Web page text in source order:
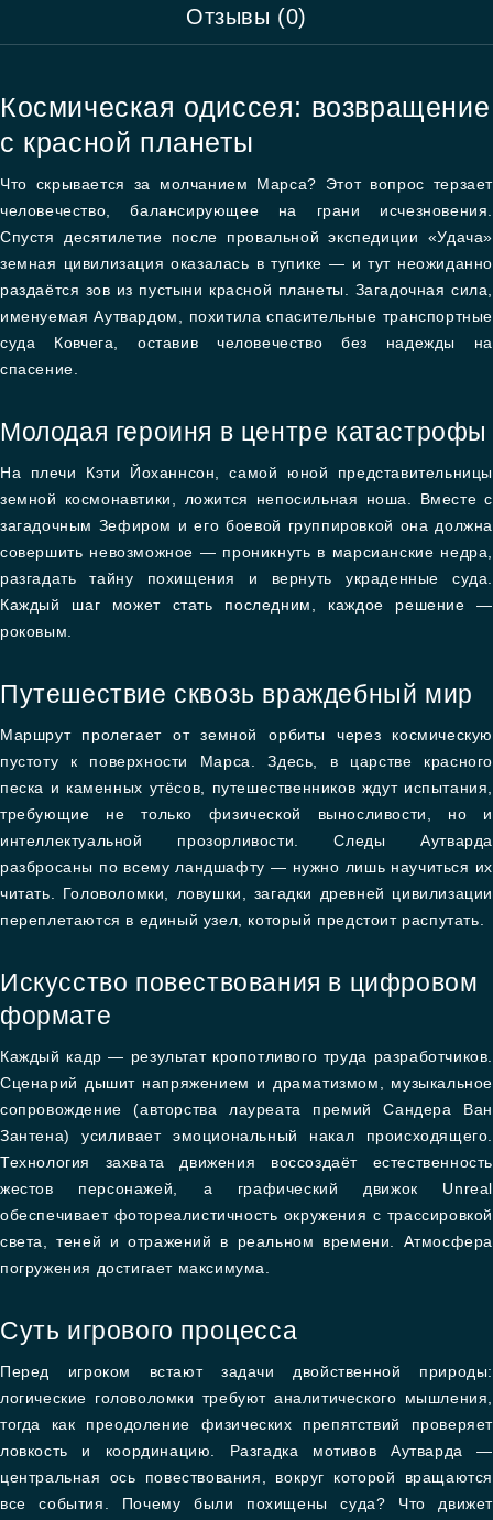
Отзывы (0)
Космическая одиссея: возвращение
с красной планеты
Что скрывается за молчанием Марса? Этот вопрос терзает
человечество, балансирующее на грани исчезновения.
Спустя десятилетие после провальной экспедиции «Удача»
земная цивилизация оказалась в тупике — и тут неожиданно
раздаётся зов из пустыни красной планеты. Загадочная сила,
именуемая Аутвардом, похитила спасительные транспортные
суда Ковчега, оставив человечество без надежды на
спасение.
Молодая героиня в центре катастрофы
На плечи Кэти Йоханнсон, самой юной представительницы
земной космонавтики, ложится непосильная ноша. Вместе с
загадочным Зефиром и его боевой группировкой она должна
совершить невозможное — проникнуть в марсианские недра,
разгадать тайну похищения и вернуть украденные суда.
Каждый шаг может стать последним, каждое решение —
роковым.
Путешествие сквозь враждебный мир
Маршрут пролегает от земной орбиты через космическую
пустоту к поверхности Марса. Здесь, в царстве красного
песка и каменных утёсов, путешественников ждут испытания,
требующие не только физической выносливости, но и
интеллектуальной прозорливости. Следы Аутварда
разбросаны по всему ландшафту — нужно лишь научиться их
читать. Головоломки, ловушки, загадки древней цивилизации
переплетаются в единый узел, который предстоит распутать.
Искусство повествования в цифровом
формате
Каждый кадр — результат кропотливого труда разработчиков.
Сценарий дышит напряжением и драматизмом, музыкальное
сопровождение (авторства лауреата премий Сандера Ван
Зантена) усиливает эмоциональный накал происходящего.
Технология захвата движения воссоздаёт естественность
жестов персонажей, а графический движок Unreal
обеспечивает фотореалистичность окружения с трассировкой
света, теней и отражений в реальном времени. Атмосфера
погружения достигает максимума.
Суть игрового процесса
Перед игроком встают задачи двойственной природы:
логические головоломки требуют аналитического мышления,
тогда как преодоление физических препятствий проверяет
ловкость и координацию. Разгадка мотивов Аутварда —
центральная ось повествования, вокруг которой вращаются
все события. Почему были похищены суда? Что движет